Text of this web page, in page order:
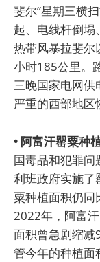
斐尔”星期三横
起、电线杆倒塌
热带风暴拉斐尔
小时185公里。
三晚国家电网供
严重的西部地区
• 阿富汗罂粟种
国毒品和犯罪
利班政府实施了
粟种植面积仍同
2022年，阿富
面积曾急剧缩减
管今年的种植面